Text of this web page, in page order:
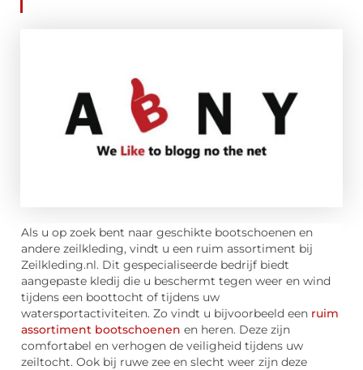
Als u op zoek bent naar geschikte bootschoenen en
andere zeilkleding, vindt u een ruim assortiment bij
Zeilkleding.nl. Dit gespecialiseerde bedrijf biedt
aangepaste kledij die u beschermt tegen weer en wind
tijdens een boottocht of tijdens uw
watersportactiviteiten. Zo vindt u bijvoorbeeld een ruim
assortiment bootschoenen en heren. Deze zijn
comfortabel en verhogen de veiligheid tijdens uw
zeiltocht. Ook bij ruwe zee en slecht weer zijn deze